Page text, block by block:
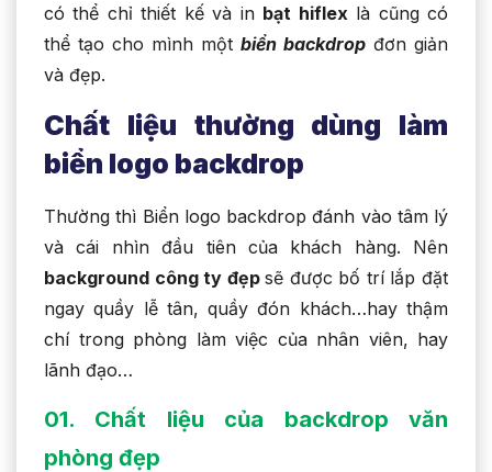
có thể chỉ thiết kế và in bạt hiflexlà cũng có
thể tạo cho mình một biển backdrop đơn giản
và đẹp.
Chất liệu thường dùng làm
biển logo backdrop
Thường thì Biển logo backdrop đánh vào tâm lý
và cái nhìn đầu tiên của khách hàng. Nên
background công ty đẹpsẽ được bố trí lắp đặt
ngay quầy lễ tân, quầy đón khách…hay thậm
chí trong phòng làm việc của nhân viên, hay
lãnh đạo…
01. Chất liệu của backdrop văn
phòng đẹp